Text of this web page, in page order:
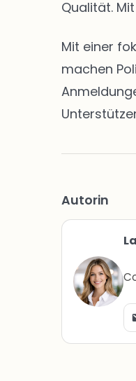
Qualität.
Mit einer
machen
Autorin